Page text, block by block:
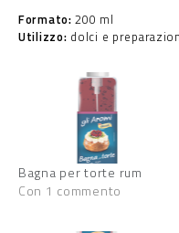
Formato: 200 ml
Utilizzo: dolci e
Bagna per torte rum
Con 1 commento